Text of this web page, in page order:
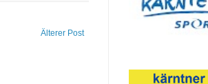
Älterer Post